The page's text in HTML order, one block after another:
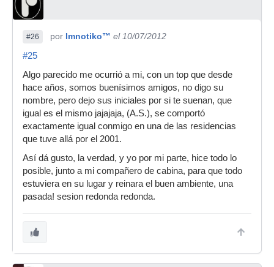
#26 por Imnotiko™ el 10/07/2012
#25
Algo parecido me ocurrió a mi, con un top que desde
hace años, somos buenísimos amigos, no digo su
nombre, pero dejo sus iniciales por si te suenan, que
igual es el mismo jajajaja, (A.S.), se comportó
exactamente igual conmigo en una de las residencias
que tuve allá por el 2001.
Así dá gusto, la verdad, y yo por mi parte, hice todo lo
posible, junto a mi compañero de cabina, para que todo
estuviera en su lugar y reinara el buen ambiente, una
pasada! sesion redonda redonda.